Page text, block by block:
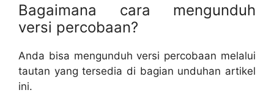
Bagaimana cara mengunduh
versi percobaan?
Anda bisa mengunduh versi percobaan melalui
tautan yang tersedia di bagian unduhan artikel
ini.